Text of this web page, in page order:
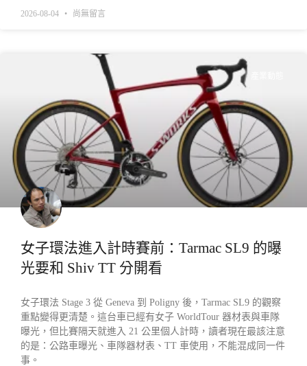
2026-08-04 尚無留言
女子環法進入計時賽前：Tarmac SL9 的曝
光要和 Shiv TT 分開看
女子環法 Stage 3 從 Geneva 到 Poligny 後，Tarmac SL9 的觀察
重點變得更清楚。這台車已經有女子 WorldTour 器材表與車隊
曝光，但比賽隔天就進入 21 公里個人計時，讀者現在最該注意
的是：公路車曝光、車隊器材表、TT 車使用，不能混成同一件
事。